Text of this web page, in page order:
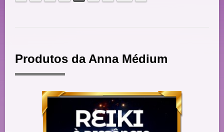
Produtos da Anna Médium